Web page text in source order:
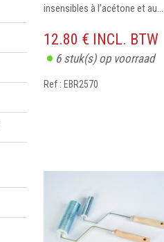
insensibles à l’acétone et au...
12.80 € INCL. BTW
6stuk(s) op voorraad
Ref : EBR2570